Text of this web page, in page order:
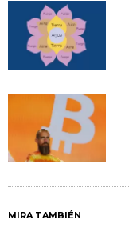
MIRA TAMBIÉN